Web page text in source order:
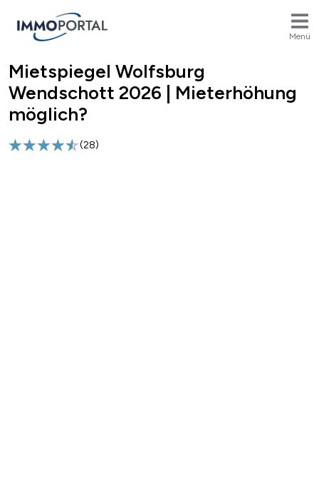
Menü
Breadcrumb
Mietspiegel Wolfsburg
Wendschott 2026 | Mieterhöhung
möglich?
(28)